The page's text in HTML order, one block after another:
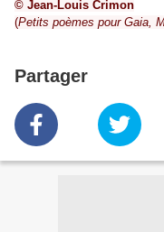
© Jean-Louis Crimon
(Petits poèmes pour Gaia,
Partager